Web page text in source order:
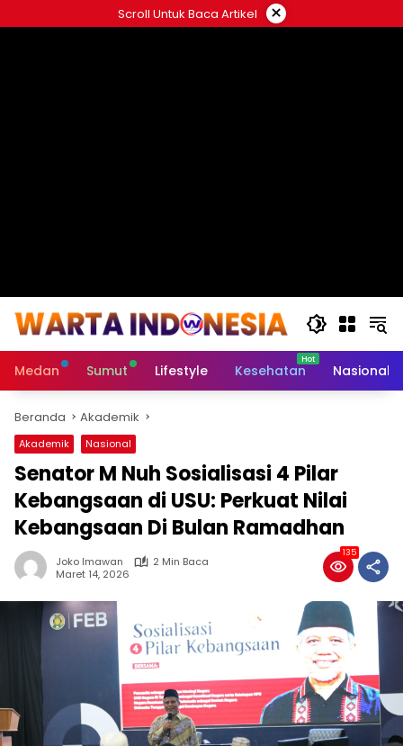
ke
Scroll Untuk Baca Artikel ×
Medan Sumut Lifestyle Kesehatan Nasional
Beranda Akademik
Akademik Nasional
Senator M Nuh Sosialisasi 4 Pilar
Kebangsaan di USU: Perkuat Nilai
Kebangsaan Di Bulan Ramadhan
Joko Imawan
2 Min Baca
Maret 14, 2026
135